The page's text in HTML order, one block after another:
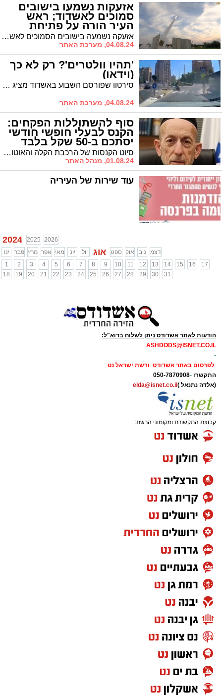
אזעקות נשמעו בישובים
סמוכים לאשדוד; ראש
העיר הורה על פתיחת
המקלטים הציבוריים אזעקה נשמעה בישובים הסמוכים לאשדוד ומעל אשדוד נצפה יירוט אחד. יירוטים ופיצוצים נשמעו מגזרות נוספות. ראש העיר ד"ר יחיאל לסרי הורה על פתיחת המקלטים הציבוריים
04.08.24, מערכת האתר
'תהיו וולטרים'? רק לא כך
(וידאו)
סירטון שפורסם השבוע באשדוד מציג אופנוען 'וולט' חותך את הכביש מהתנועה הנגדית וכמעט גורם לתאונה. צפו ברגע הדרמטי
04.08.24, מערכת האתר
סוף להשתוללות הפקחים:
הקנס לבעלי חופשי חודשי
יסתכם ב-50 שקל בלבד
סיוט הקנסות של הרכבת הקלה והאוטובוסים יפסיק? לאחר שנים שבהם נאלצו נוסעים שלא תיקפו – על אף שהם בעלי חופשי חודשי או יומי – לשלם קנס של 180 שח. מעכשיו זה כבר לא יקרה * התודה כמובן לח"כ הרב מקלב
01.08.24, מנהל האתר
עוד שירות של העיריה
2024 2025 2026
ינו
פבר מרץ אפר מאי יונ יול אוג ספט אוק נוב
דצמ
1
2 3 4 5 6 7 8 9 10 11 12 13 14 15 16
17
18
19 20 21 22 23 24 25 26 27 28 29 30 31
הודעות לאתר אשדודס ניתן לשלוח בדוא"ל:
ASHDODS@ISNET.CO.IL
-
לפרסום באתר אשדודס ורשת ישראל נט
התקשרו -
050-7870908
(אלדה נתנאל ) elda@isnet.co.il
קבוצת התקשורת ומקומוני הרשת: